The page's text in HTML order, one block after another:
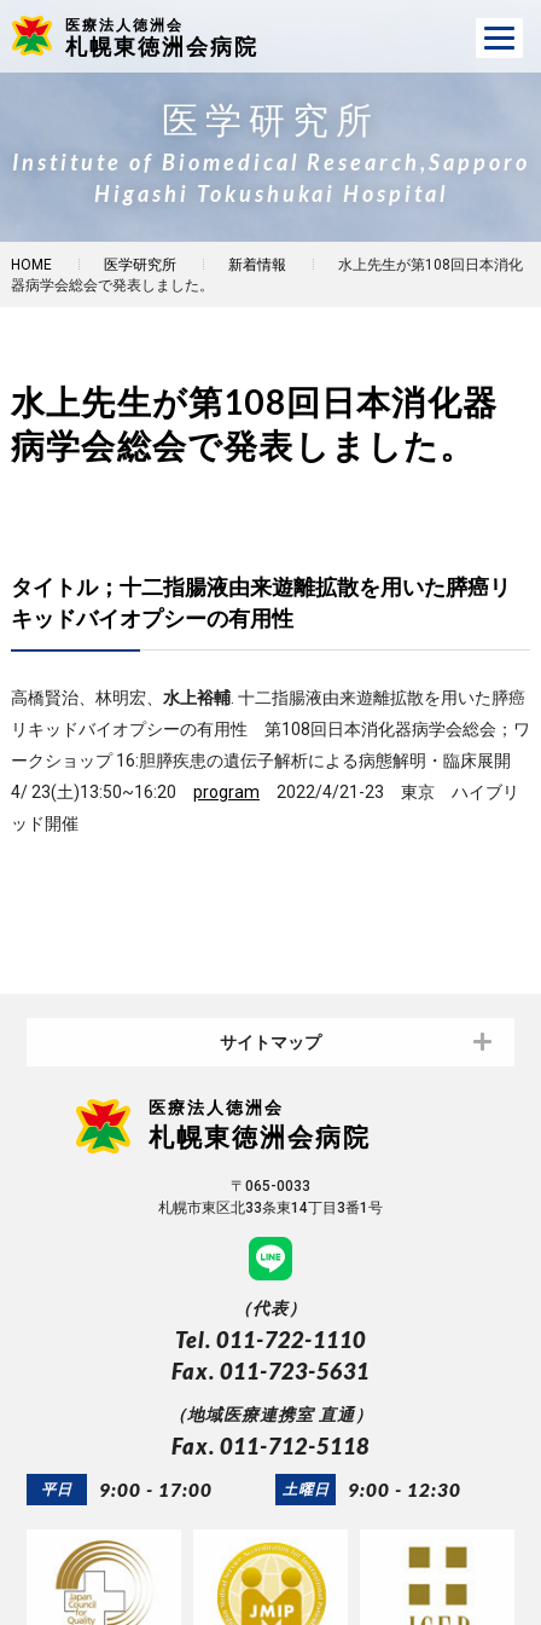
医療法人徳洲会
札幌東徳洲会病院
医学研究所
Institute of Biomedical Research,Sapporo
Higashi Tokushukai Hospital
HOME 医学研究所 新着情報
水上先生が第108回日本消化
器病学会総会で発表しました。
水上先生が第108回日本消化器
病学会総会で発表しました。
タイトル；十二指腸液由来遊離拡散を用いた膵癌リ
キッドバイオプシーの有用性
高橋賢治、林明宏、 水上裕輔. 十二指腸液由来遊離拡散を用いた膵癌
リキッドバイオプシーの有用性 第108回日本消化器病学会総会；ワ
ークショップ 16:胆膵疾患の遺伝子解析による病態解明・臨床展開
4/ 23(土)13:50~16:20 program 2022/4/21-23 東京 ハイブリ
ッド開催
サイトマップ
医療法人徳洲会
札幌東徳洲会病院
〒065-0033
札幌市東区北33条東14丁目3番1号
（代表）
Tel. 011-722-1110
Fax. 011-723-5631
（地域医療連携室 直通）
Fax. 011-712-5118
平日 9:00 - 17:00 土曜日 9:00 - 12:30